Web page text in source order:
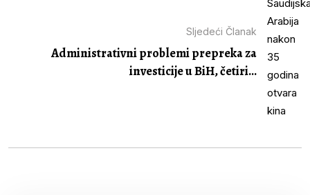
Sljedeći Članak
Administrativni problemi prepreka za
investicije u BiH, četiri...